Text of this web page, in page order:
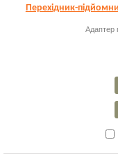
Перехідник-
Адаптер